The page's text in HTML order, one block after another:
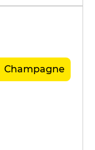
Champagne